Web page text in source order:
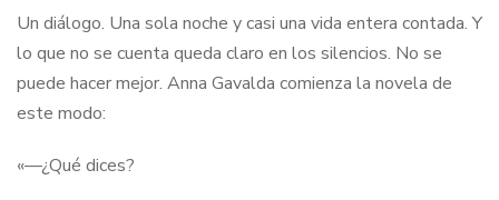
Un diálogo. Una sola noche y casi una vida entera contada. Y
lo que no se cuenta queda claro en los silencios. No se
puede hacer mejor. Anna Gavalda comienza la novela de
este modo:
«—¿Qué dices?